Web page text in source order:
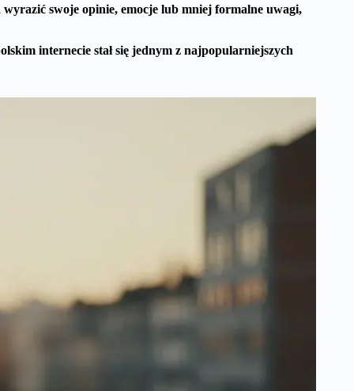
wyrazić swoje opinie, emocje lub mniej formalne uwagi,
internecie stał się jednym z najpopularniejszych